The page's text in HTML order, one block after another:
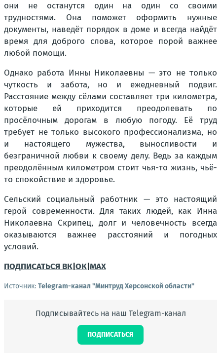
они не останутся один на один со своими
трудностями. Она поможет оформить нужные
документы, наведёт порядок в доме и всегда найдёт
время для доброго слова, которое порой важнее
любой помощи.
Однако работа Инны Николаевны — это не только
чуткость и забота, но и ежедневный подвиг.
Расстояние между сёлами составляет три километра,
которые ей приходится преодолевать по
просёлочным дорогам в любую погоду. Её труд
требует не только высокого профессионализма, но
и настоящего мужества, выносливости и
безграничной любви к своему делу. Ведь за каждым
преодолённым километром стоит чья-то жизнь, чьё-
то спокойствие и здоровье.
Сельский социальный работник — это настоящий
герой современности. Для таких людей, как Инна
Николаевна Скрипец, долг и человечность всегда
оказываются важнее расстояний и погодных
условий.
ПОДПИСАТЬСЯ ВК ОК МАХ
Источник: Telegram-канал "Минтруд Херсонской области"
Подписывайтесь на наш Telegram-канал
ПОДПИСАТЬСЯ